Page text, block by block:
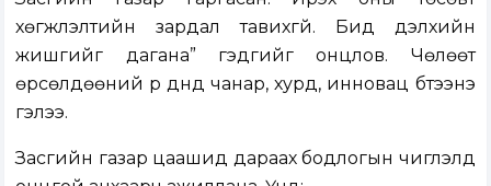
хөгжүүлэлтийн зардал тавихгүй. Бид дэлхийн
жишгийг дагана” гэдгийг онцлов. Чөлөөт
өрсөлдөөний үр дүнд чанар, хурд, инновац бүтээнэ
гэлээ.
Засгийн газар цаашид дараах бодлогын чиглэлд